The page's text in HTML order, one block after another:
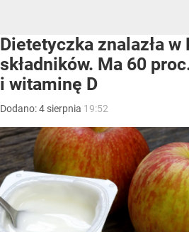
Dietetyczka znalazła
składników. Ma 60
i witaminę D
Dodano:4 sierpnia 19:52